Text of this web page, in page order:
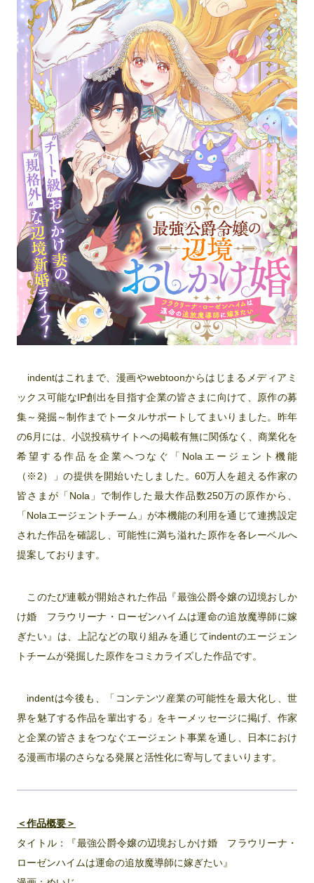
indentはこれまで、漫画やwebtoonからはじまるメディアミ
ックス可能なIP創出を目指す企業の皆さまに向けて、原作の募
集～発掘～制作までトータルサポートしてまいりました。昨年
の6月には、小説投稿サイトへの掲載有無に関係なく、商業化を
希望する作品を企業へつなぐ「Nolaエージェント機能
（※2）」の提供を開始いたしました。60万人を超える作家の
皆さまが「Nola」で制作した最大作品数250万の原作から、
「Nolaエージェントチーム」が本機能の利用を通じて連携設定
された作品を確認し、可能性に満ち溢れた原作を各レーベルへ
提案しております。
このたび連載が開始された作品『最強公爵令嬢の辺境おしか
け婚 フラウリーナ・ローゼンハイムは運命の追放魔導師に嫁
ぎたい』は、上記などの取り組みを通じてindentのエージェン
トチームが発掘した原作をコミカライズした作品です。
indentは今後も、「コンテンツ産業の可能性を最大化し、世
界を魅了する作品を輩出する」をキーメッセージに掲げ、作家
と企業の皆さまをつなぐエージェント事業を通し、日本におけ
る漫画市場のさらなる発展と活性化に寄与してまいります。
＜作品概要＞
タイトル：『最強公爵令嬢の辺境おしかけ婚 フラウリーナ・
ローゼンハイムは運命の追放魔導師に嫁ぎたい』